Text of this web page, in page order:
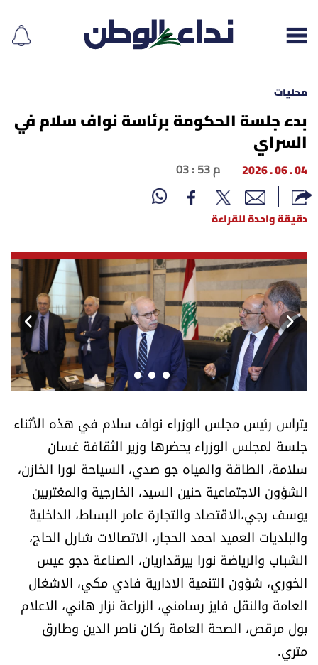
إقرأ الجريدة
لبنان
الغلاف
نداء اليوم
محليات
أسرار
متفرقات
خاص الموقع
كتّابنا
تحت المجهر
آراء
اقتصاد
العالم
محليات
بدء جلسة الحكومة برئاسة نواف سلام في
السراي
04 . 06 . 2026 03 : 53 م
دقيقة واحدة للقراءة
يتراس رئيس مجلس الوزراء نواف سلام في هذه الأثناء
جلسة لمجلس الوزراء يحضرها وزير الثقافة غسان
سلامة، الطاقة والمياه جو صدي، السياحة لورا الخازن،
الشؤون الاجتماعية حنين السيد، الخارجية والمغتربين
يوسف رجي،الاقتصاد والتجارة عامر البساط، الداخلية
والبلديات العميد احمد الحجار، الاتصالات شارل الحاج،
الشباب والرياضة نورا بيرقداريان، الصناعة دجو عيس
الخوري، شؤون التنمية الادارية فادي مكي، الاشغال
العامة والنقل فايز رسامني، الزراعة نزار هاني، الاعلام
بول مرقص، الصحة العامة ركان ناصر الدين وطارق
متري.